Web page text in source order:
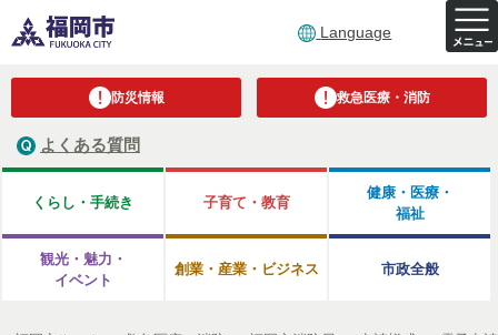
Language
防災情報 救急医療・消防
よくある質問
くらし・手続き 子育て・教育
健康・医療・
福祉
観光・魅力・
イベント
創業・産業・ビジネス 市政全般